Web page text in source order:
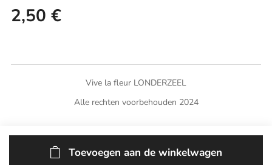
2,50 €
Toevoegen aan de winkelwagen
Vive la fleur LONDERZEEL
Alle rechten voorbehouden 2024